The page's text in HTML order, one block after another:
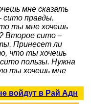
мне сказать
сито правды.
ты мне хочешь
Второе сито –
Принесет ли
что ты хочешь
пользы. Нужна
ты хочешь мне
войдут в Рай Адн